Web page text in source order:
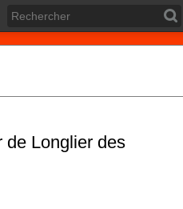
de Longlier des